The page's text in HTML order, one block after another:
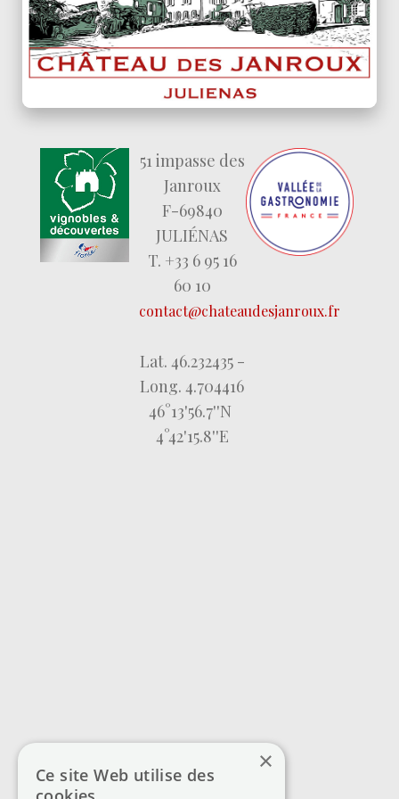
51 impasse des
Janroux
F-69840
JULIÉNAS
T. +33 6 95 16
60 10
contact@chateaudesjanroux.fr
Lat. 46.232435 -
Long. 4.704416
46°13'56.7''N
4°42'15.8''E
×
Ce site Web utilise des